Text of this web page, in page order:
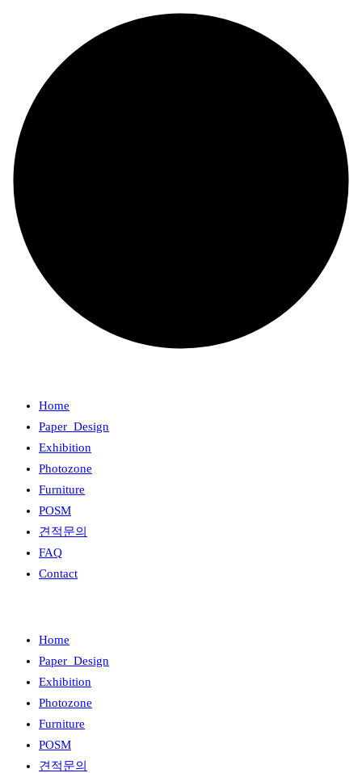
Home
Paper_Design
Exhibition
Photozone
Furniture
POSM
견적문의
FAQ
Contact
Home
Paper_Design
Exhibition
Photozone
Furniture
POSM
견적문의